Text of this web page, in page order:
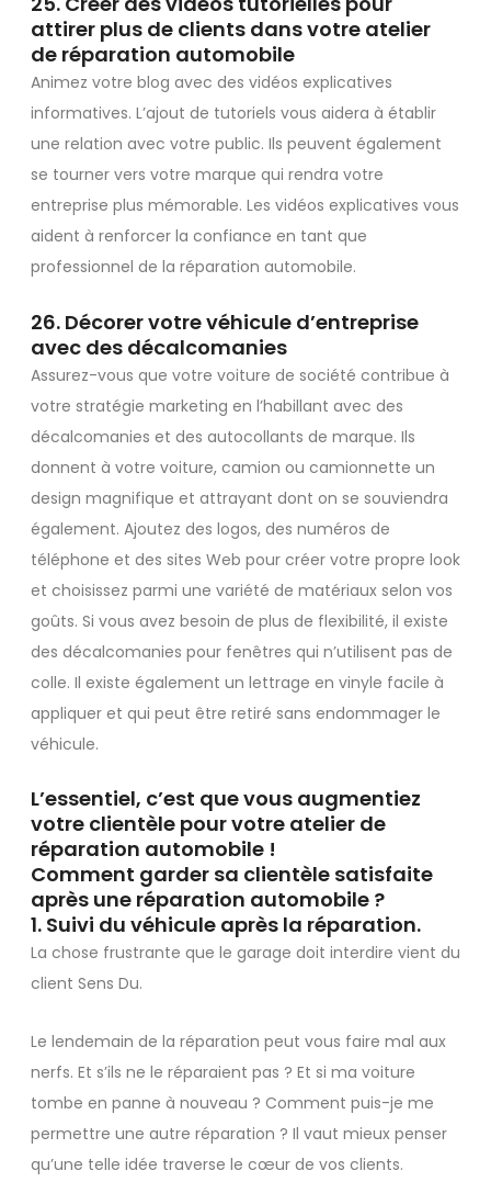
attirer plus de clients dans votre atelier
de réparation automobile
Animez votre blog avec des vidéos explicatives
informatives. L’ajout de tutoriels vous aidera à établir
une relation avec votre public. Ils peuvent également
se tourner vers votre marque qui rendra votre
entreprise plus mémorable. Les vidéos explicatives vous
aident à renforcer la confiance en tant que
professionnel de la réparation automobile.
26. Décorer votre véhicule d’entreprise
avec des décalcomanies
Assurez-vous que votre voiture de société contribue à
votre stratégie marketing en l’habillant avec des
décalcomanies et des autocollants de marque. Ils
donnent à votre voiture, camion ou camionnette un
design magnifique et attrayant dont on se souviendra
également. Ajoutez des logos, des numéros de
téléphone et des sites Web pour créer votre propre look
et choisissez parmi une variété de matériaux selon vos
goûts. Si vous avez besoin de plus de flexibilité, il existe
des décalcomanies pour fenêtres qui n’utilisent pas de
colle. Il existe également un lettrage en vinyle facile à
appliquer et qui peut être retiré sans endommager le
véhicule.
L’essentiel, c’est que vous augmentiez
votre clientèle pour votre atelier de
réparation automobile !
Comment garder sa clientèle satisfaite
après une réparation automobile ?
1. Suivi du véhicule après la réparation.
La chose frustrante que le garage doit interdire vient du
client Sens Du.
Le lendemain de la réparation peut vous faire mal aux
nerfs. Et s’ils ne le réparaient pas ? Et si ma voiture
tombe en panne à nouveau ? Comment puis-je me
permettre une autre réparation ? Il vaut mieux penser
qu’une telle idée traverse le cœur de vos clients.